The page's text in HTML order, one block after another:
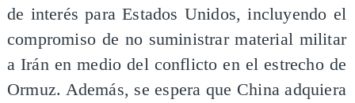
de interés para Estados Unidos, incluyendo el
compromiso de no suministrar material militar
a Irán en medio del conflicto en el estrecho de
Ormuz. Además, se espera que China adquiera